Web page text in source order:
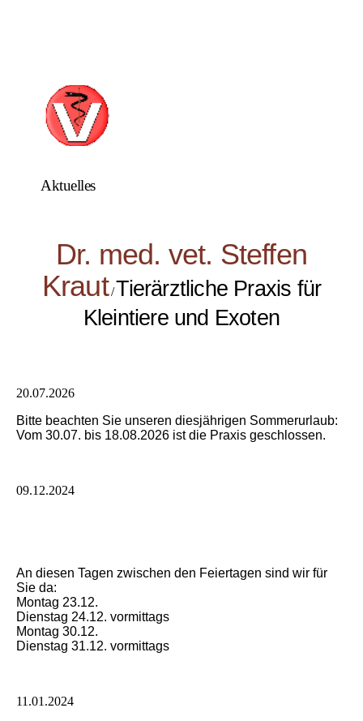
Aktuelles
Dr. med. vet. Steffen
Kraut/Tierärztliche Praxis für
Kleintiere und Exoten
20.07.2026
Bitte beachten Sie unseren diesjährigen Sommerurlaub:
Vom 30.07. bis 18.08.2026 ist die Praxis geschlossen.
09.12.2024
An diesen Tagen zwischen den Feiertagen sind wir für
Sie da:
Montag 23.12.
Dienstag 24.12. vormittags
Montag 30.12.
Dienstag 31.12. vormittags
11.01.2024